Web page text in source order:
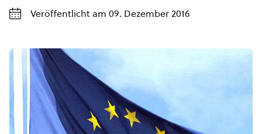
Veröffentlicht am 09. Dezember 2016